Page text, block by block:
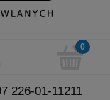
226-01-11211